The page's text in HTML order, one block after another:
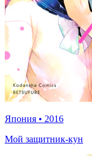
Япония • 2016
Мой защитник-кун